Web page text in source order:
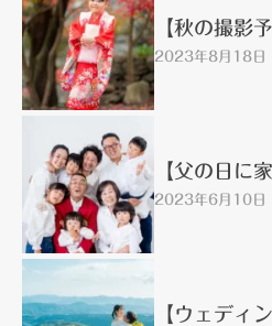
【秋の撮影
2023年8月18日
【父の日に
2023年6月10日
【ウェディ